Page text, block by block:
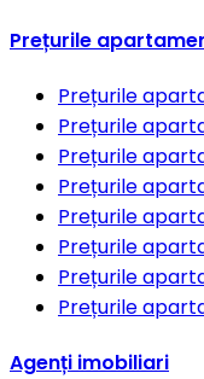
Prețurile
Prețurile
Prețurile
Prețurile
Prețurile
Prețurile
Prețurile
Prețurile
Prețurile
Agenți imobiliari